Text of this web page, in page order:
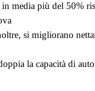
media più del 50%
si migliorano
la capacità di